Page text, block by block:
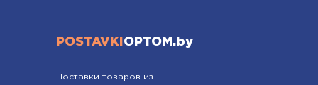
POSTAVKI OPTOM.by
Поставки товаров из